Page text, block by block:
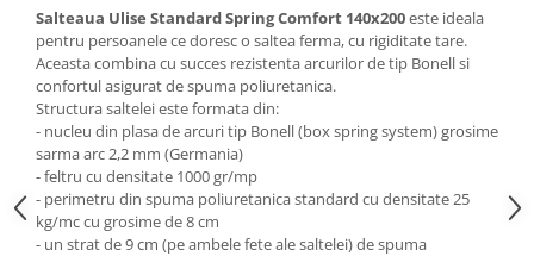
Mobila camera copii
Scaune birou pentru copii
Saltele patuturi copii
Paturi copii
Masa si scaune gradinita
Seturi comode living si dormitor
Salteaua Ulise Standard Spring Comfort 140x200este ideala
pentru persoanele ce doresc o saltea ferma, cu rigiditate tare.
Aceasta combina cu succes rezistenta arcurilor de tip Bonell si
confortul asigurat de spuma poliuretanica.
Structura saltelei este formata din:
- nucleu din plasa de arcuri tip Bonell (box spring system) grosime
sarma arc 2,2 mm (Germania)
- feltru cu densitate 1000 gr/mp
- perimetru din spuma poliuretanica standard cu densitate 25
kg/mc cu grosime de 8 cm
- un strat de 9 cm (pe ambele fete ale saltelei) de spuma